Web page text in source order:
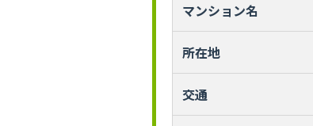
マンション名
所在地
交通